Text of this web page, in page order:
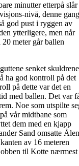
minutter etterpå slår
nivå, denne gang
god pust i ryggen av
ytterligere, men når
meter går ballen
senket skuldrene
ha god kontroll på det
på dette var det en
med ballen. Det var
Noe som utspilte
vår midtbane som
dem med en kjapp
Sand omsatte
av 16 meteren
til Kotte nærmest